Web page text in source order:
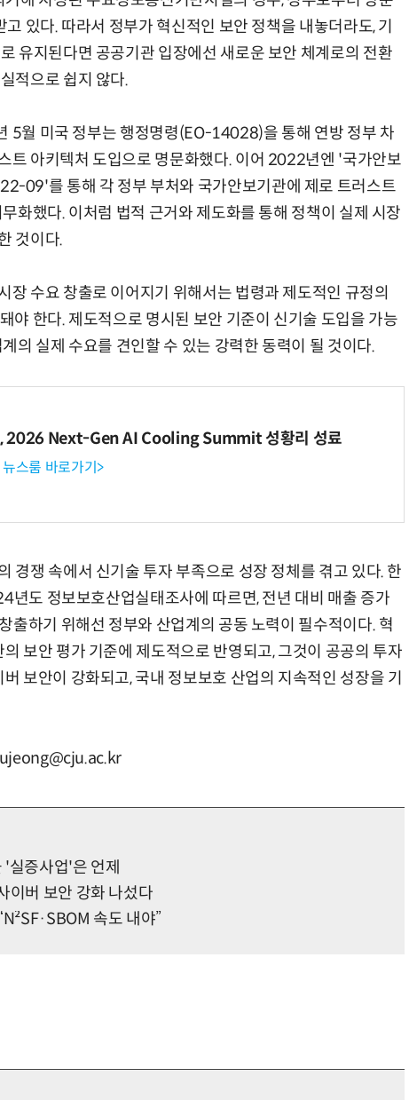
있다. 따라서 정부가 혁신적인 보안 정책을 내놓더라도, 기
유지된다면 공공기관 입장에선 새로운 보안 체계로의 전환
적으로 쉽지 않다.
5월 미국 정부는 행정명령(EO-14028)을 통해 연방 정부 차
트 아키텍처 도입으로 명문화했다. 이어 2022년엔 '국가안보
09'를 통해 각 정부 부처와 국가안보기관에 제로 트러스트
화했다. 이처럼 법적 근거와 제도화를 통해 정책이 실제 시장
것이다.
장 수요 창출로 이어지기 위해서는 법령과 제도적인 규정의
야 한다. 제도적으로 명시된 보안 기준이 신기술 도입을 가능
의 실제 수요를 견인할 수 있는 강력한 동력이 될 것이다.
2026 Next-Gen AI Cooling Summit 성황리 성료
스룸 바로가기>
경쟁 속에서 신기술 투자 부족으로 성장 정체를 겪고 있다. 한
도 정보보호산업실태조사에 따르면, 전년 대비 매출 증가
출하기 위해선 정부와 산업계의 공동 노력이 필수적이다. 혁
보안 평가 기준에 제도적으로 반영되고, 그것이 공공의 투자
보안이 강화되고, 국내 정보보호 산업의 지속적인 성장을 기
증사업'은 언제
이버 보안 강화 나섰다
속도 내야”